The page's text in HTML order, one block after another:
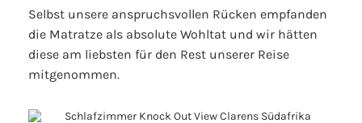
Selbst unsere anspruchsvollen Rücken empfanden
die Matratze als absolute Wohltat und wir hätten
diese am liebsten für den Rest unserer Reise
mitgenommen.